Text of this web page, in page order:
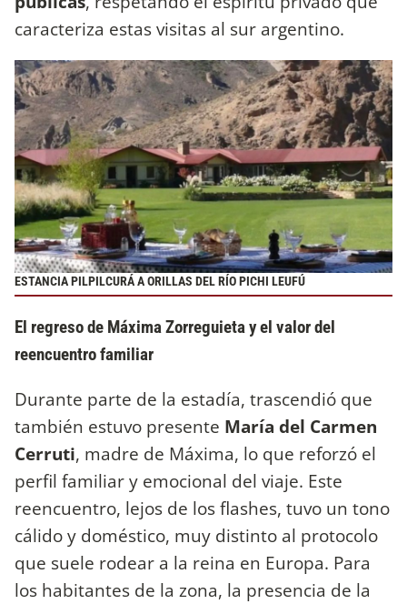
caracteriza estas visitas al sur argentino.
ESTANCIA PILPILCURÁ A ORILLAS DEL RÍO PICHI LEUFÚ
El regreso de Máxima Zorreguieta y el valor del
reencuentro familiar
Durante parte de la estadía, trascendió que
también estuvo presente María del Carmen
Cerruti, madre de Máxima, lo que reforzó el
perfil familiar y emocional del viaje. Este
reencuentro, lejos de los flashes, tuvo un tono
cálido y doméstico, muy distinto al protocolo
que suele rodear a la reina en Europa. Para
los habitantes de la zona, la presencia de la